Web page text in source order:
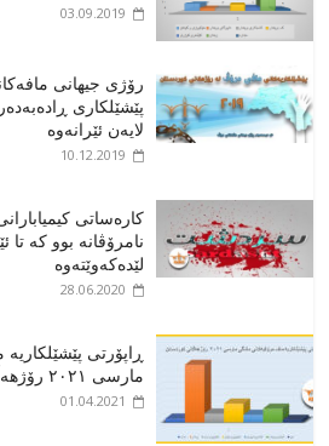
03.09.2019
رۆژی جیهانی
پێشێلکاری
لایەن ئێرانەوە
10.12.2019
کارەساتی
نامرۆڤانە بوو کە
لێدەکەوێتەوە
28.06.2020
ڕاپۆرتی
مارسی ٢٠٢١ رۆژهەڵاتی کوردستان
01.04.2021